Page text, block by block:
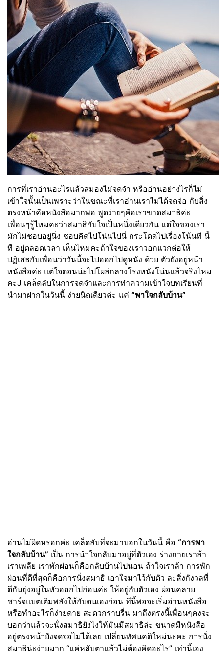
การที่เราอ่านอะไรแล้วสมองไม่จดจำ หรืออ่านอย่างไรก็ไม่
เข้าใจนั้นเป็นเพราะว่าในขณะที่เราอ่านเราไม่ได้จดจ่อ กับสิ่ง
ตรงหน้าคือหนังสือมากพอ พูดง่ายๆคือเราขาดสมาธิค่ะ
เพื่อนๆรู้ไหมคะว่าสมาธิกับใจเป็นหนึ่งเดียวกัน แต่ใจของเรา
มักไม่ชอบอยู่นิ่ง ชอบคิดไปโน่นไปนี่ กระโดดไปเรื่องโน้นที นี้
ที อยู่ตลอดเวลา เห็นไหมคะถ้าใจของเราวอกแวกต่อให้
ปฏิเสธกับเพื่อนว่าวันนี้จะไปออกไปดูหนัง ด้วย ตัวยังอยู่หน้า
หนังสือค่ะ แต่ใจตอนน่ะไปโผล่กลางโรงหนังโน่นแล้วจริงไหม
คะJ เคล็ดลับในการจดจำและการทำความเข้าใจบทเรียนที่
นำมาฝากในวันนี้ ง่ายนิดเดียวค่ะ แค่ “พาใจกลับบ้าน”
อ่านไม่ผิดหรอกค่ะ เคล็ดลับที่จะมาบอกในวันนี้ คือ “การพา
ใจกลับบ้าน” เป็น การนำใจกลับมาอยู่ที่ตัวเอง ร่างกายเราล้า
เราเพลีย เราพักผ่อนก็คือกลับบ้านไปนอน ถ้าใจเราล้า การพัก
ผ่อนที่ดีที่สุดก็คือการนั่งสมาธิ เอาใจมาไว้กับตัว ละสิ่งกังวลที่
ตีกันยุ่งอยู่ในหัวออกไปก่อนค่ะ ให้อยู่กับตัวเอง ผ่อนคลาย
ชาร์จแบตเติมพลังให้กับตนเองก่อน ทีนี้พอจะเริ่มอ่านหนังสือ
หรือทำอะไรก็ง่ายดาย สะดวกราบรื่น มาถึงตรงนี้เพื่อนๆคงจะ
บอกว่าแล้วจะนั่งสมาธิยังไงให้มันมีสมาธิล่ะ ขนาดมีหนังสือ
อยู่ตรงหน้ายังจดจ่อไม่ได้เลย เปลี่ยนทัศนคติใหม่นะคะ การนั่ง
สมาธิน่ะง่ายมาก “แค่หลับตาแล้วไม่ต้องคิดอะไร” เท่านี้เอง